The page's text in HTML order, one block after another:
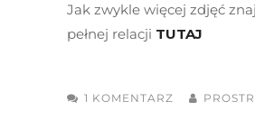
Jak zwykle więcej zdjęć
pełnej relacji TUTAJ
1 KOMENTARZ